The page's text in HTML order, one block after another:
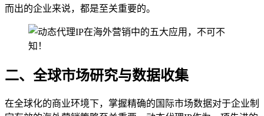
而出的企业来说，都是至关重要的。
二、全球市场研究与数据收集
在全球化的商业环境下，掌握精确的国际市场数据对于企业制